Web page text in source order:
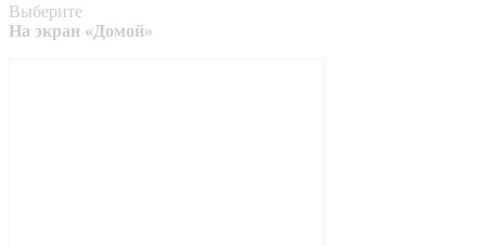
Выберите
На экран «Домой»